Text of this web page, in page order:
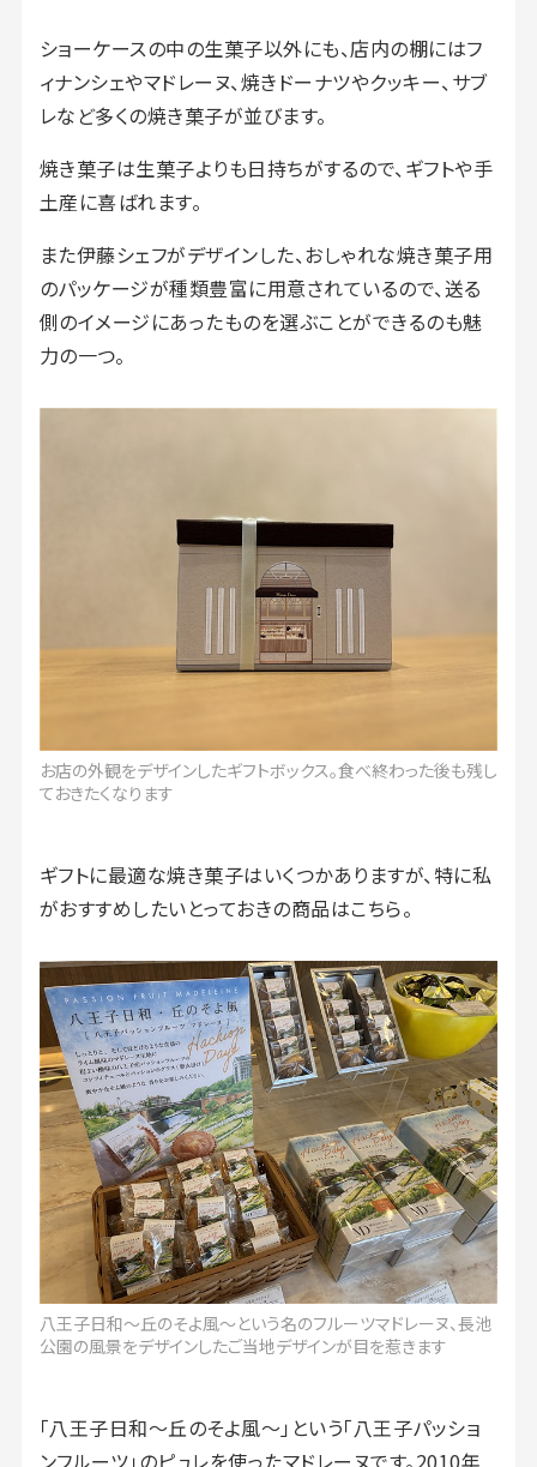
ショーケースの中の生菓子以外にも、店内の棚にはフ
ィナンシェやマドレーヌ、焼きドーナツやクッキー、サブ
レなど多くの焼き菓子が並びます。
焼き菓子は生菓子よりも日持ちがするので、ギフトや手
土産に喜ばれます。
また伊藤シェフがデザインした、おしゃれな焼き菓子用
のパッケージが種類豊富に用意されているので、送る
側のイメージにあったものを選ぶことができるのも魅
力の一つ。
お店の外観をデザインしたギフトボックス。食べ終わった後も残し
ておきたくなります
ギフトに最適な焼き菓子はいくつかありますが、特に私
がおすすめしたいとっておきの商品はこちら。
八王子日和〜丘のそよ風〜という名のフルーツマドレーヌ、長池
公園の風景をデザインしたご当地デザインが目を惹きます
「八王子日和〜丘のそよ風〜」という「八王子パッショ
ンフルーツ」のピュレを使ったマドレーヌです。2010年